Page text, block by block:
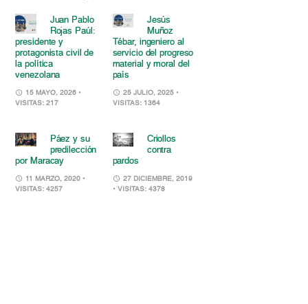
Juan Pablo
Rojas Paúl:
presidente y
protagonista civil de
la política
venezolana
15 MAYO, 2026 •
VISITAS: 217
Jesús
Muñoz
Tébar, ingeniero al
servicio del progreso
material y moral del
país
25 JULIO, 2025 •
VISITAS: 1364
Páez y su
predilección
por Maracay
11 MARZO, 2020 •
VISITAS: 4257
Criollos
contra
pardos
27 DICIEMBRE, 2019
• VISITAS: 4378